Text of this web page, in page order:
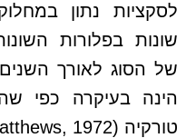
לסקציות נתון
שונות בפלורות
של הסוג לאורך
הינה בעיקרה כפי
טורקיה (Coode & Matthews, 1972).